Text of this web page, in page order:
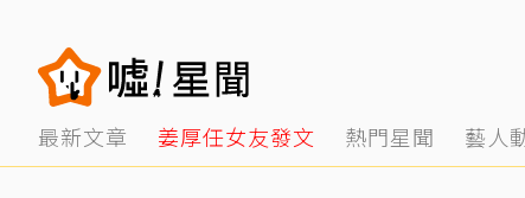
最新文章 姜厚任女友發文 熱門星聞 藝人